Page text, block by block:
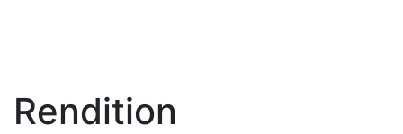
Rendition